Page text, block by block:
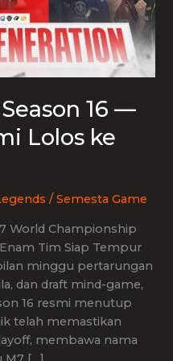
16 —
Lolos ke
/Semesta Game
World Championship
Tim Siap Tempur
minggu pertarungan
dan draft mind-game,
16 resmi menutup
telah memastikan
membawa nama